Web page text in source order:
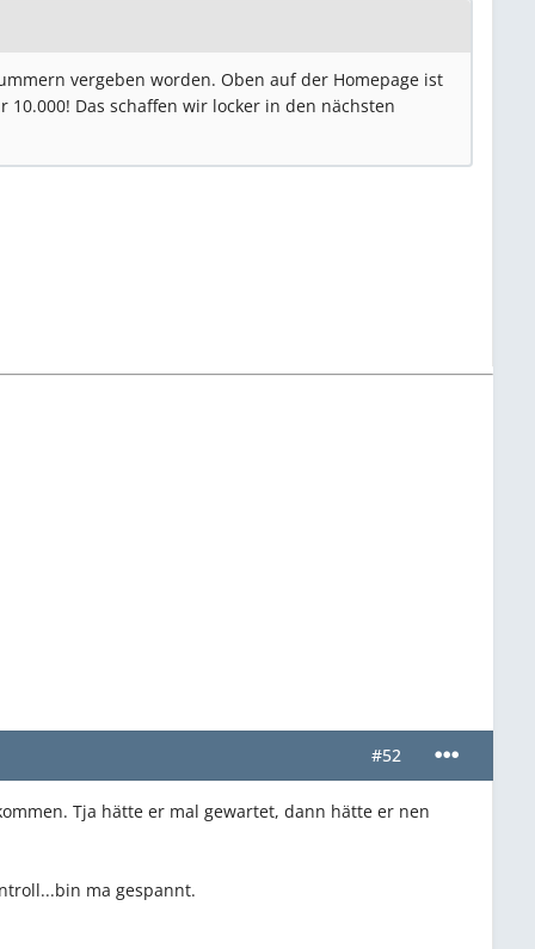
vergeben worden. Oben auf der Homepage ist
Das schaffen wir locker in den nächsten
#52
Tja hätte er mal gewartet, dann hätte er nen
ma gespannt.